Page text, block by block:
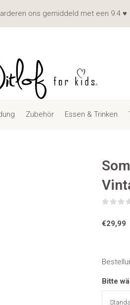
Zubehör Essen & Trinken
ons gemiddeld met een 9.4 ♥
€29,99
Bitte